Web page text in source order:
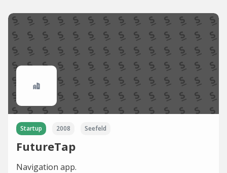
Startup 2008 Seefeld
FutureTap
Navigation app.